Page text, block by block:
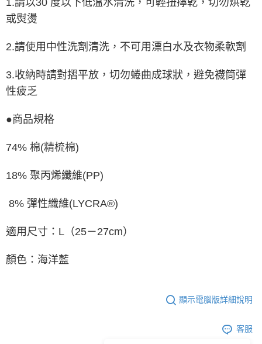
或熨燙
2.請使用中性洗劑清洗，不可用漂白水及衣物柔軟劑
3.收納時請對摺平放，切勿蜷曲成球狀，避免襪筒彈
性疲乏
●商品規格
74% 棉(精梳棉)
18% 聚丙烯纖維(PP)
8% 彈性纖維(LYCRA®)
適用尺寸：L（25－27cm）
顏色： 海洋藍
顯示電腦版詳細說明
客服